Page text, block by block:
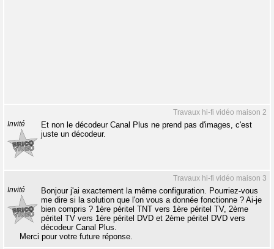
Travaux hi-fi vidéo maison 2
Invité
Et non le décodeur Canal Plus ne prend pas d'images, c'est
juste un décodeur.
Travaux hi-fi vidéo maison 3
Invité
Bonjour j'ai exactement la même configuration. Pourriez-vous
me dire si la solution que l'on vous a donnée fonctionne ? Ai-je
bien compris ? 1ère péritel TNT vers 1ère péritel TV, 2ème
péritel TV vers 1ère péritel DVD et 2ème péritel DVD vers
décodeur Canal Plus.
Merci pour votre future réponse.